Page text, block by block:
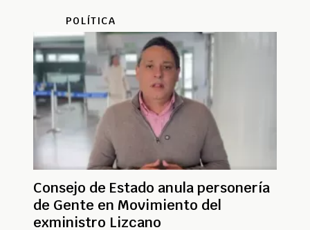
POLÍTICA
Consejo de Estado anula personería
de Gente en Movimiento del
exministro Lizcano